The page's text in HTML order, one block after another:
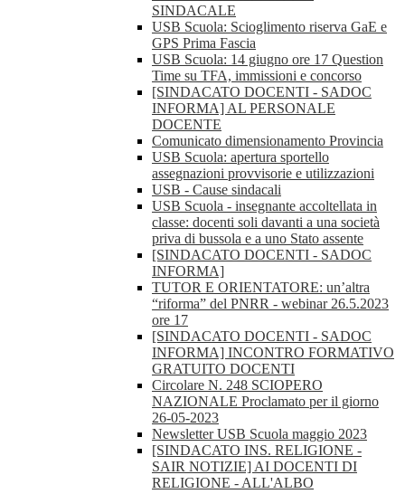
SINDACALE
USB Scuola: Scioglimento riserva GaE e
GPS Prima Fascia
USB Scuola: 14 giugno ore 17 Question
Time su TFA, immissioni e concorso
[SINDACATO DOCENTI - SADOC
INFORMA] AL PERSONALE
DOCENTE
Comunicato dimensionamento Provincia
USB Scuola: apertura sportello
assegnazioni provvisorie e utilizzazioni
USB - Cause sindacali
USB Scuola - insegnante accoltellata in
classe: docenti soli davanti a una società
priva di bussola e a uno Stato assente
[SINDACATO DOCENTI - SADOC
INFORMA]
TUTOR E ORIENTATORE: un’altra
“riforma” del PNRR - webinar 26.5.2023
ore 17
[SINDACATO DOCENTI - SADOC
INFORMA] INCONTRO FORMATIVO
GRATUITO DOCENTI
Circolare N. 248 SCIOPERO
NAZIONALE Proclamato per il giorno
26-05-2023
Newsletter USB Scuola maggio 2023
[SINDACATO INS. RELIGIONE -
SAIR NOTIZIE] AI DOCENTI DI
RELIGIONE - ALL'ALBO